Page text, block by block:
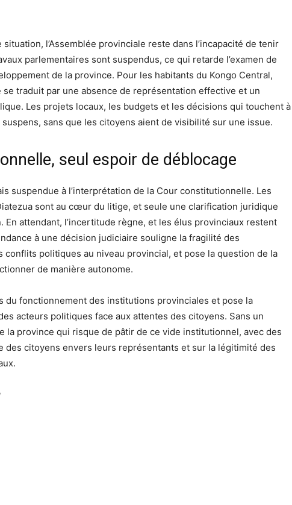
l’Assemblée provinciale reste dans l’incapacité de tenir
parlementaires sont suspendus, ce qui retarde l’examen de
de la province. Pour les habitants du Kongo Central,
traduit par une absence de représentation effective et un
Les projets locaux, les budgets et les décisions qui touchent à
sans que les citoyens aient de visibilité sur une issue.
seul espoir de déblocage
suspendue à l’interprétation de la Cour constitutionnelle. Les
sont au cœur du litige, et seule une clarification juridique
En attendant, l’incertitude règne, et les élus provinciaux restent
à une décision judiciaire souligne la fragilité des
conflits politiques au niveau provincial, et pose la question de la
de manière autonome.
du fonctionnement des institutions provinciales et pose la
acteurs politiques face aux attentes des citoyens. Sans un
la province qui risque de pâtir de ce vide institutionnel, avec des
des citoyens envers leurs représentants et sur la légitimité des